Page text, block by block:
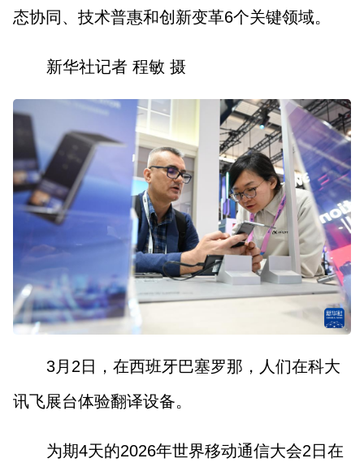
态协同、技术普惠和创新变革6个关键领域。
新华社记者 程敏 摄
3月2日，在西班牙巴塞罗那，人们在科大
讯飞展台体验翻译设备。
为期4天的2026年世界移动通信大会2日在